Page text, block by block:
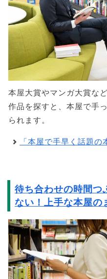
本屋大賞やマンガ大賞な
作品を探すと、本屋で手
られます。
「本屋で手早く話題
待ち合わせの時間つ
ない！上手な本屋の